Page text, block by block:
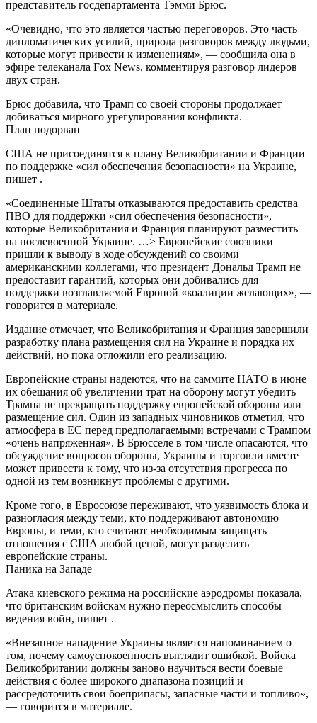
представитель госдепартамента Тэмми Брюс.
«Очевидно, что это является частью переговоров. Это часть
дипломатических усилий, природа разговоров между людьми,
которые могут привести к изменениям», — сообщила она в
эфире телеканала Fox News, комментируя разговор лидеров
двух стран.
Брюс добавила, что Трамп со своей стороны продолжает
добиваться мирного урегулирования конфликта.
План подорван
США не присоединятся к плану Великобритании и Франции
по поддержке «сил обеспечения безопасности» на Украине,
пишет .
«Соединенные Штаты отказываются предоставить средства
ПВО для поддержки «сил обеспечения безопасности»,
которые Великобритания и Франция планируют разместить
на послевоенной Украине. …> Европейские союзники
пришли к выводу в ходе обсуждений со своими
американскими коллегами, что президент Дональд Трамп не
предоставит гарантий, которых они добивались для
поддержки возглавляемой Европой «коалиции желающих», —
говорится в материале.
Издание отмечает, что Великобритания и Франция завершили
разработку плана размещения сил на Украине и порядка их
действий, но пока отложили его реализацию.
Европейские страны надеются, что на саммите НАТО в июне
их обещания об увеличении трат на оборону могут убедить
Трампа не прекращать поддержку европейской обороны или
размещение сил. Один из западных чиновников отметил, что
атмосфера в ЕС перед предполагаемыми встречами с Трампом
«очень напряженная». В Брюсселе в том числе опасаются, что
обсуждение вопросов обороны, Украины и торговли вместе
может привести к тому, что из-за отсутствия прогресса по
одной из тем возникнут проблемы с другими.
Кроме того, в Евросоюзе переживают, что уязвимость блока и
разногласия между теми, кто поддерживают автономию
Европы, и теми, кто считают необходимым защищать
отношения с США любой ценой, могут разделить
европейские страны.
Паника на Западе
Атака киевского режима на российские аэродромы показала,
что британским войскам нужно переосмыслить способы
ведения войн, пишет .
«Внезапное нападение Украины является напоминанием о
том, почему самоуспокоенность выглядит ошибкой. Войска
Великобритании должны заново научиться вести боевые
действия с более широкого диапазона позиций и
рассредоточить свои боеприпасы, запасные части и топливо»,
— говорится в материале.